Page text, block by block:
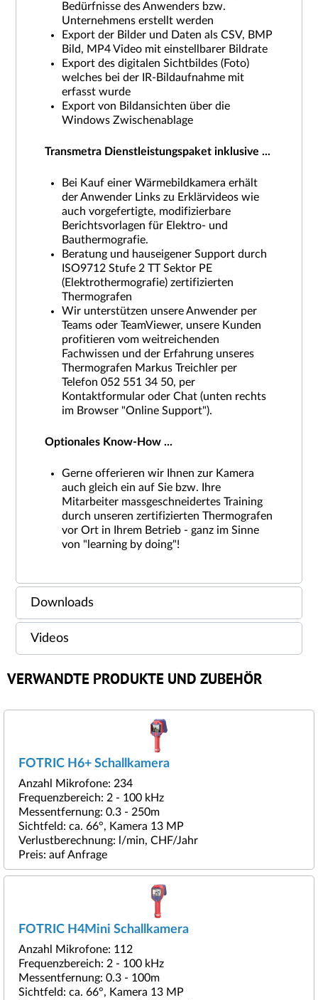
Bedürfnisse des Anwenders bzw.
Unternehmens erstellt werden
Export der Bilder und Daten als CSV, BMP
Bild, MP4 Video mit einstellbarer Bildrate
Export des digitalen Sichtbildes (Foto)
welches bei der IR-Bildaufnahme mit
erfasst wurde
Export von Bildansichten über die
Windows Zwischenablage
Transmetra Dienstleistungspaket inklusive ...
Bei Kauf einer Wärmebildkamera erhält
der Anwender Links zu Erklärvideos wie
auch vorgefertigte, modifizierbare
Berichtsvorlagen für Elektro- und
Bauthermografie.
Beratung und hauseigener Support durch
ISO9712 Stufe 2 TT Sektor PE
(Elektrothermografie) zertifizierten
Thermografen
Wir unterstützen unsere Anwender per
Teams oder TeamViewer, unsere Kunden
profitieren vom weitreichenden
Fachwissen und der Erfahrung unseres
Thermografen Markus Treichler per
Telefon 052 551 34 50, per
Kontaktformular oder Chat (unten rechts
im Browser "Online Support").
Optionales Know-How ...
Gerne offerieren wir Ihnen zur Kamera
auch gleich ein auf Sie bzw. Ihre
Mitarbeiter massgeschneidertes Training
durch unseren zertifizierten Thermografen
vor Ort in Ihrem Betrieb - ganz im Sinne
von "learning by doing"!
Downloads
Videos
VERWANDTE PRODUKTE UND ZUBEHÖR
FOTRIC H6+ Schallkamera
Anzahl Mikrofone: 234
Frequenzbereich: 2 - 100 kHz
Messentfernung: 0.3 - 250m
Sichtfeld: ca. 66°, Kamera 13 MP
Verlustberechnung: l/min, CHF/Jahr
Preis: auf Anfrage
FOTRIC H4Mini Schallkamera
Anzahl Mikrofone: 112
Frequenzbereich: 2 - 100 kHz
Messentfernung: 0.3 - 100m
Sichtfeld: ca. 66°, Kamera 13 MP